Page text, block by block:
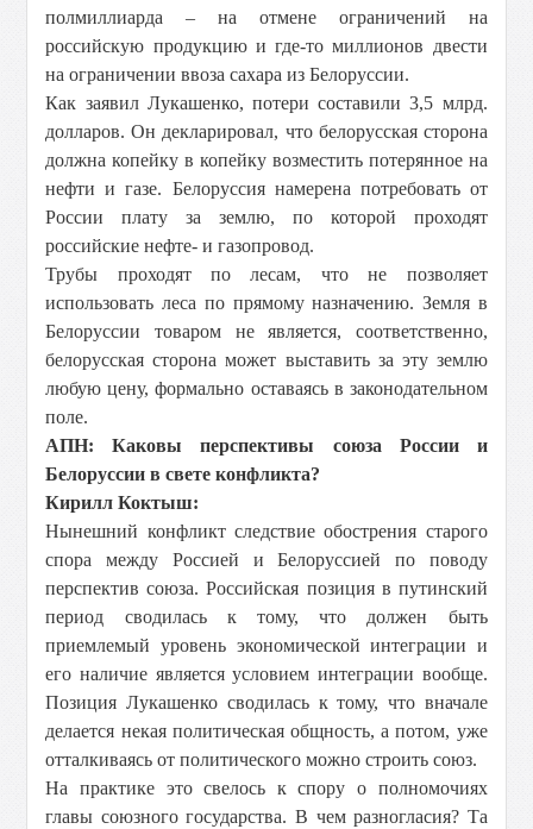
полмиллиарда – на отмене ограничений на
российскую продукцию и где-то миллионов двести
на ограничении ввоза сахара из Белоруссии.
Как заявил Лукашенко, потери составили 3,5 млрд.
долларов. Он декларировал, что белорусская сторона
должна копейку в копейку возместить потерянное на
нефти и газе. Белоруссия намерена потребовать от
России плату за землю, по которой проходят
российские нефте- и газопровод.
Трубы проходят по лесам, что не позволяет
использовать леса по прямому назначению. Земля в
Белоруссии товаром не является, соответственно,
белорусская сторона может выставить за эту землю
любую цену, формально оставаясь в законодательном
поле.
АПН: Каковы перспективы союза России и
Белоруссии в свете конфликта?
Кирилл Коктыш:
Нынешний конфликт следствие обострения старого
спора между Россией и Белоруссией по поводу
перспектив союза. Российская позиция в путинский
период сводилась к тому, что должен быть
приемлемый уровень экономической интеграции и
его наличие является условием интеграции вообще.
Позиция Лукашенко сводилась к тому, что вначале
делается некая политическая общность, а потом, уже
отталкиваясь от политического можно строить союз.
На практике это свелось к спору о полномочиях
главы союзного государства. В чем разногласия? Та